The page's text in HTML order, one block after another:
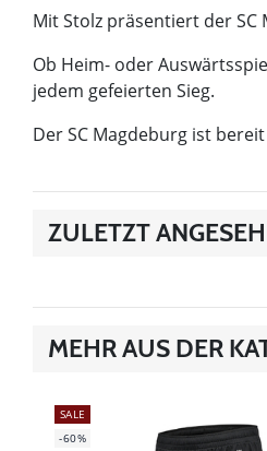
Mit Stolz präsentiert der
Ob Heim- oder
jedem gefeierten Sieg.
Der SC Magdeburg ist
ZULETZT
MEHR AUS DER
SALE
-60%